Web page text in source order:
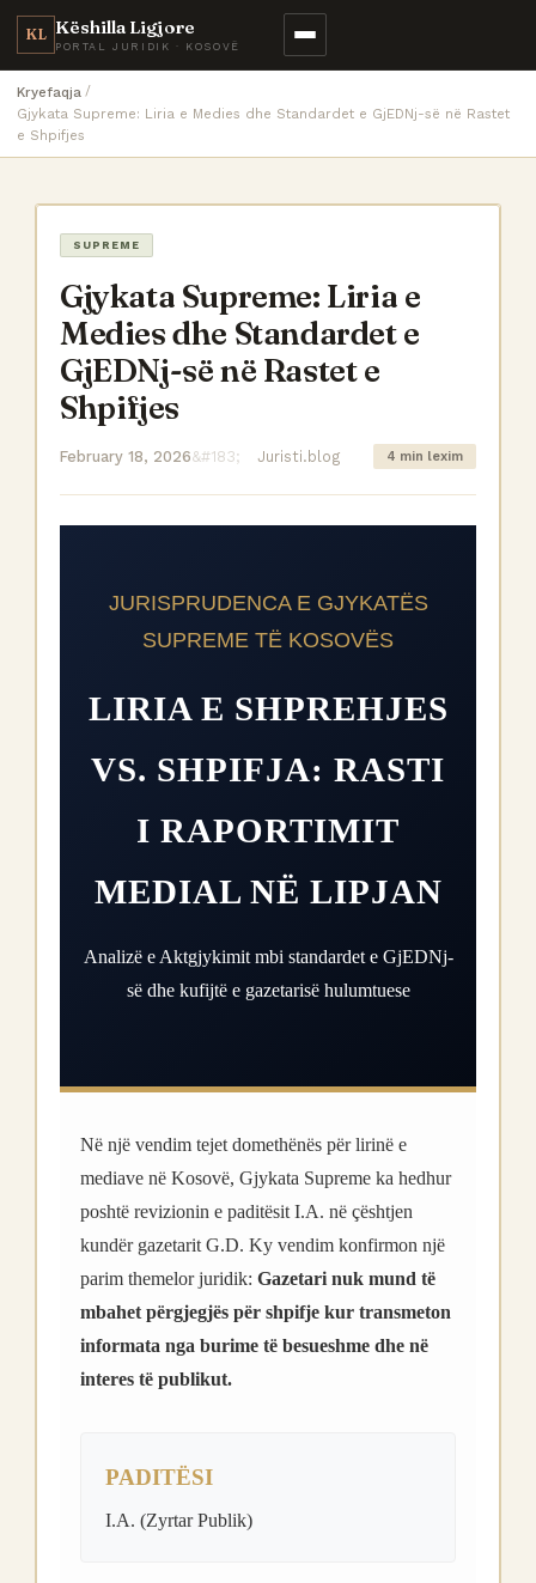
KL Këshilla Ligjore
PORTAL JURIDIK · KOSOVË
Kryefaqja
Gjykata Supreme: Liria e Medies dhe Standardet e GjEDNj-së në Rastet
e Shpifjes
SUPREME
Gjykata Supreme: Liria e
Medies dhe Standardet e
GjEDNj-së në Rastet e
Shpifjes
February 18, 2026 Juristi.blog 4 min lexim
JURISPRUDENCA E GJYKATËS
SUPREME TË KOSOVËS
LIRIA E SHPREHJES
VS. SHPIFJA: RASTI
I RAPORTIMIT
MEDIAL NË LIPJAN
Analizë e Aktgjykimit mbi standardet e GjEDNj-
së dhe kufijtë e gazetarisë hulumtuese
Në një vendim tejet domethënës për lirinë e
mediave në Kosovë, Gjykata Supreme ka hedhur
poshtë revizionin e paditësit I.A. në çështjen
kundër gazetarit G.D. Ky vendim konfirmon një
parim themelor juridik:Gazetari nuk mund të
mbahet përgjegjës për shpifje kur transmeton
informata nga burime të besueshme dhe në
interes të publikut.
PADITËSI
I.A. (Zyrtar Publik)